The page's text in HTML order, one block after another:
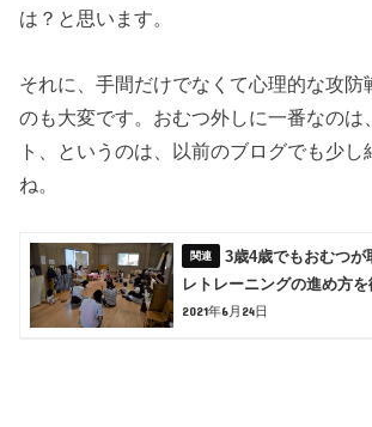
は？と思います。
それに、手間だけでなくて心理的な攻防
のも大変です。おむつ外しに一番なのは
ト、というのは、以前のブログでも少し
ね。
3歳4歳でもおむつが
レトレーニングの進め方を
2021年6月24日